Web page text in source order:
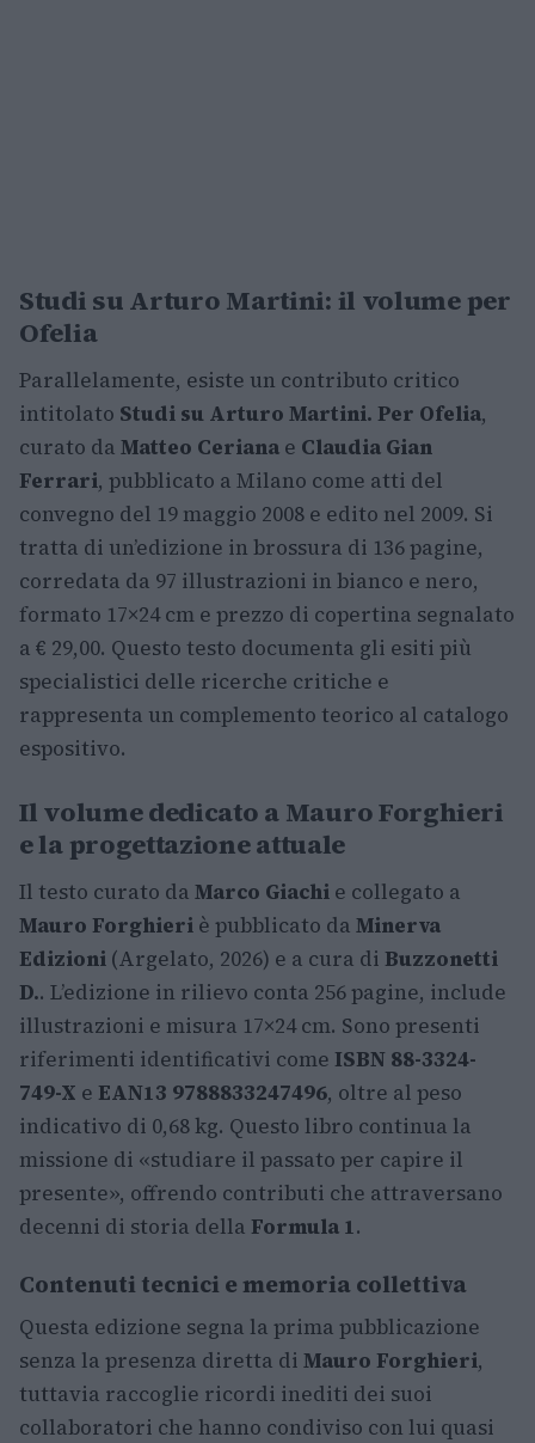
Studi su Arturo Martini: il volume per
Ofelia
Parallelamente, esiste un contributo critico
intitolato Studi su Arturo Martini. Per Ofelia,
curato da Matteo Ceriana e Claudia Gian
Ferrari, pubblicato a Milano come atti del
convegno del 19 maggio 2008 e edito nel 2009. Si
tratta di un’edizione in brossura di 136 pagine,
corredata da 97 illustrazioni in bianco e nero,
formato 17×24 cm e prezzo di copertina segnalato
a € 29,00. Questo testo documenta gli esiti più
specialistici delle ricerche critiche e
rappresenta un complemento teorico al catalogo
espositivo.
Il volume dedicato a Mauro Forghieri
e la progettazione attuale
Il testo curato da Marco Giachi e collegato a
Mauro Forghieri è pubblicato da Minerva
Edizioni (Argelato, 2026) e a cura di Buzzonetti
D.. L’edizione in rilievo conta 256 pagine, include
illustrazioni e misura 17×24 cm. Sono presenti
riferimenti identificativi come ISBN 88-3324-
749-X e EAN13 9788833247496, oltre al peso
indicativo di 0,68 kg. Questo libro continua la
missione di «studiare il passato per capire il
presente», offrendo contributi che attraversano
decenni di storia della Formula 1.
Contenuti tecnici e memoria collettiva
Questa edizione segna la prima pubblicazione
senza la presenza diretta di Mauro Forghieri,
tuttavia raccoglie ricordi inediti dei suoi
collaboratori che hanno condiviso con lui quasi